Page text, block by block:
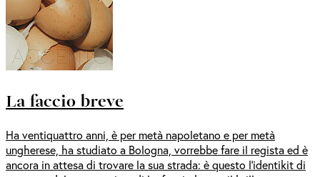
La faccio breve
Ha ventiquattro anni, è per metà napoletano e per metà
ungherese, ha studiato a Bologna, vorrebbe fare il regista ed è
ancora in attesa di trovare la sua strada: è questo l’identikit di